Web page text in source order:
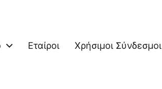
of the Elderly
Εταίροι Χρήσιμοι Σύνδεσμοι